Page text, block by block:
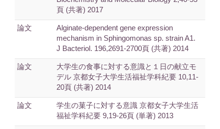
頁 (共著) 2017
論文
Alginate-dependent gene expression
mechanism in Sphingomonas sp. strain A1.
J Bacteriol. 196,2691-2700頁 (共著) 2014
論文
大学生の食事に対する意識と１日の献立モ
デル 京都女子大学生活福祉学科紀要 10,11-
20頁 (共著) 2014
論文
学生の菓子に対する意識 京都女子大学生活
福祉学科紀要 9,19-26頁 (単著) 2013